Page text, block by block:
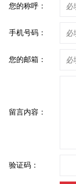
您的称呼：
手机号码：
您的邮箱：
留言内容：
验证码：